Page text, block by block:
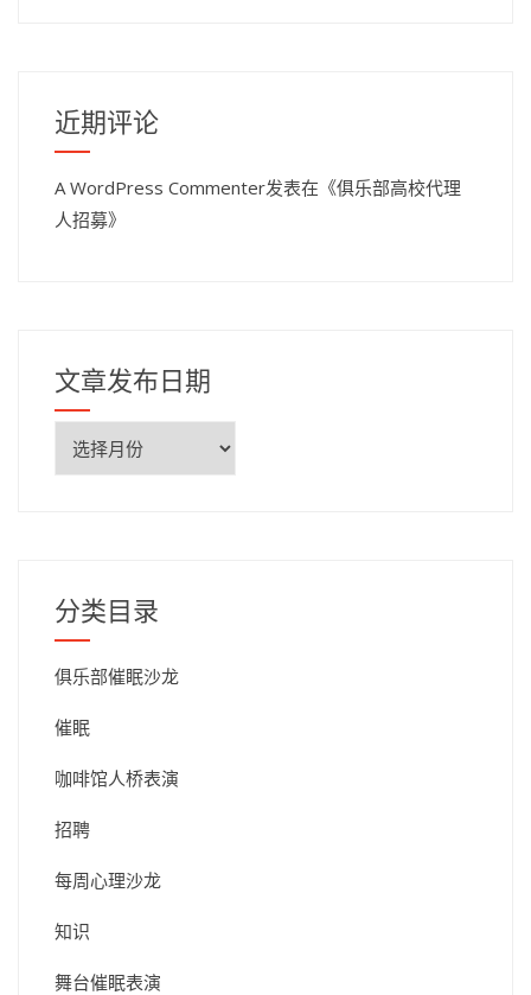
近期评论
A WordPress Commenter发表在《俱乐部高校代理
人招募》
文章发布日期
期
分类目录
俱乐部催眠沙龙
催眠
咖啡馆人桥表演
招聘
每周心理沙龙
知识
舞台催眠表演